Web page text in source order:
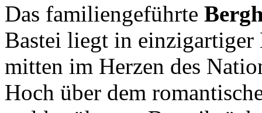
Das familiengeführte
Bastei liegt in einzigartiger
mitten im Herzen des
Hoch über dem